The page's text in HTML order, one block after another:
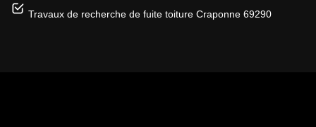
Travaux de recherche de fuite toiture Craponne 69290